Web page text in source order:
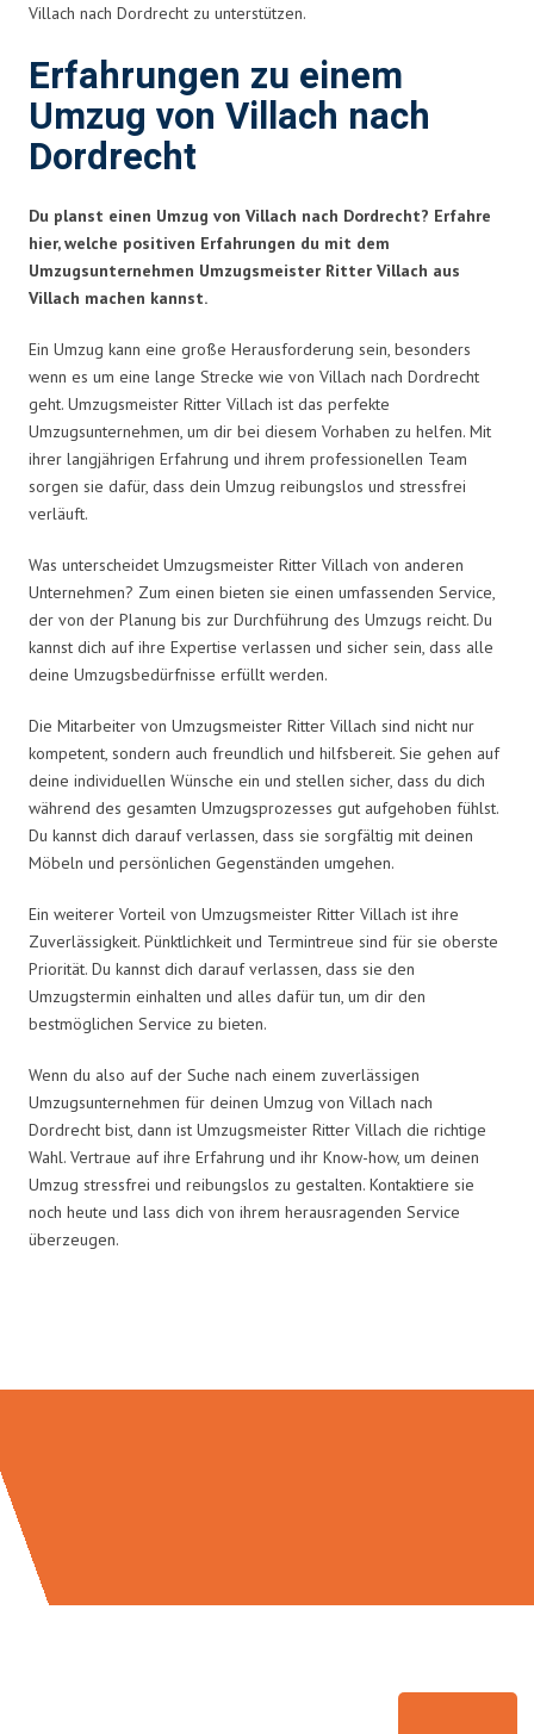
Villach nach Dordrecht zu unterstützen.
Erfahrungen zu einem
Umzug von Villach nach
Dordrecht
Du planst einen Umzug von Villach nach Dordrecht? Erfahre
hier, welche positiven Erfahrungen du mit dem
Umzugsunternehmen Umzugsmeister Ritter Villach aus
Villach machen kannst.
Ein Umzug kann eine große Herausforderung sein, besonders
wenn es um eine lange Strecke wie von Villach nach Dordrecht
geht. Umzugsmeister Ritter Villach ist das perfekte
Umzugsunternehmen, um dir bei diesem Vorhaben zu helfen. Mit
ihrer langjährigen Erfahrung und ihrem professionellen Team
sorgen sie dafür, dass dein Umzug reibungslos und stressfrei
verläuft.
Was unterscheidet Umzugsmeister Ritter Villach von anderen
Unternehmen? Zum einen bieten sie einen umfassenden Service,
der von der Planung bis zur Durchführung des Umzugs reicht. Du
kannst dich auf ihre Expertise verlassen und sicher sein, dass alle
deine Umzugsbedürfnisse erfüllt werden.
Die Mitarbeiter von Umzugsmeister Ritter Villach sind nicht nur
kompetent, sondern auch freundlich und hilfsbereit. Sie gehen auf
deine individuellen Wünsche ein und stellen sicher, dass du dich
während des gesamten Umzugsprozesses gut aufgehoben fühlst.
Du kannst dich darauf verlassen, dass sie sorgfältig mit deinen
Möbeln und persönlichen Gegenständen umgehen.
Ein weiterer Vorteil von Umzugsmeister Ritter Villach ist ihre
Zuverlässigkeit. Pünktlichkeit und Termintreue sind für sie oberste
Priorität. Du kannst dich darauf verlassen, dass sie den
Umzugstermin einhalten und alles dafür tun, um dir den
bestmöglichen Service zu bieten.
Wenn du also auf der Suche nach einem zuverlässigen
Umzugsunternehmen für deinen Umzug von Villach nach
Dordrecht bist, dann ist Umzugsmeister Ritter Villach die richtige
Wahl. Vertraue auf ihre Erfahrung und ihr Know-how, um deinen
Umzug stressfrei und reibungslos zu gestalten. Kontaktiere sie
noch heute und lass dich von ihrem herausragenden Service
überzeugen.